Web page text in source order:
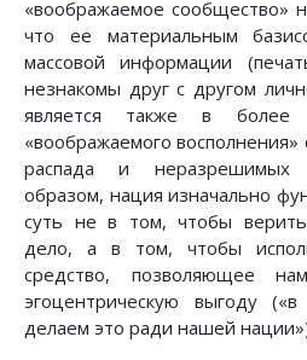
«воображаемое сообщество»
что ее материальным
массовой информации
незнакомы друг с другом
является также в более
«воображаемого
распада и неразрешимых
образом, нация изначально
суть не в том, чтобы
дело, а в том, чтобы
средство, позволяющее
эгоцентрическую выгоду
делаем это ради нашей